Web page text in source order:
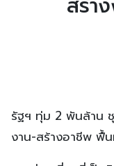
รัฐฯ ทุ่ม 2 พันล้าน
งาน-สร้างอาชีพ ฟื้